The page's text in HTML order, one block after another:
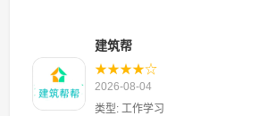
建筑帮
★★★★☆
2026-08-04
类型: 工作学习